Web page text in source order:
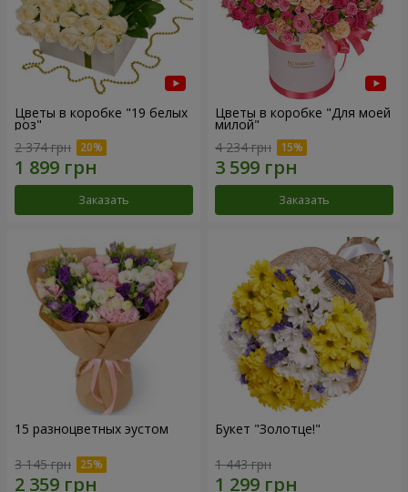
Цветы в коробке "19 белых
роз"
2 374 грн
Заказать
Цветы в коробке "Для моей
милой"
4 234 грн
Заказать
15 разноцветных эустом
3 145 грн
Букет "Золотце!"
1 443 грн